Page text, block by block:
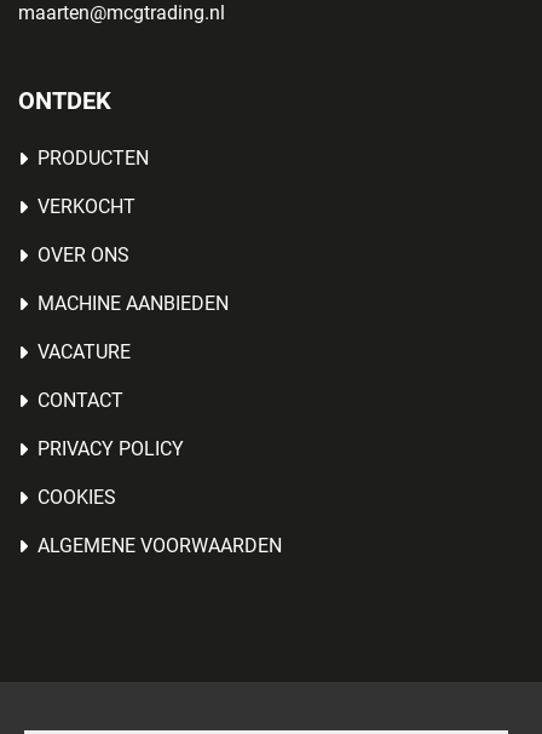
maarten@mcgtrading.nl
ONTDEK
PRODUCTEN
VERKOCHT
OVER ONS
MACHINE AANBIEDEN
VACATURE
CONTACT
PRIVACY POLICY
COOKIES
ALGEMENE VOORWAARDEN